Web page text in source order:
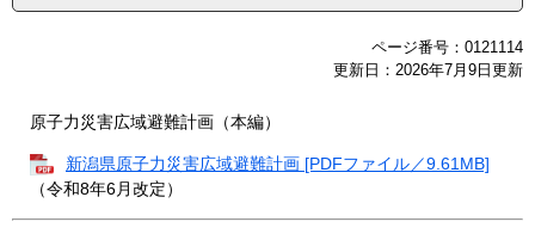
ページ番号：0121114
更新日：2026年7月9日更新
原子力災害広域避難計画（本編）
新潟県原子力災害広域避難計画 [PDFファイル／9.61MB]
（令和8年6月改定）